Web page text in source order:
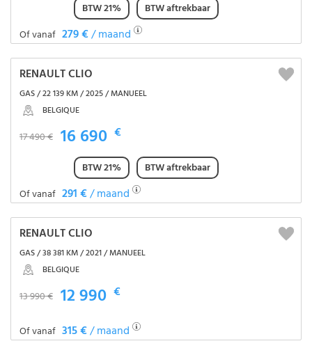
BTW 21%
BTW aftrekbaar
Of vanaf 279 €/ maand
RENAULT CLIO
GAS / 22 139 KM / 2025 / MANUEEL
BELGIQUE
17 490 € 16 690 €
BTW 21%
BTW aftrekbaar
Of vanaf 291 €/ maand
RENAULT CLIO
GAS / 38 381 KM / 2021 / MANUEEL
BELGIQUE
13 990 € 12 990 €
Of vanaf 315 €/ maand